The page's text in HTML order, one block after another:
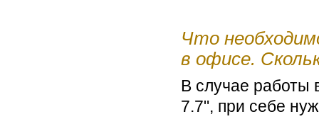
Что
в офисе.
В случае работы
7.7", при себе